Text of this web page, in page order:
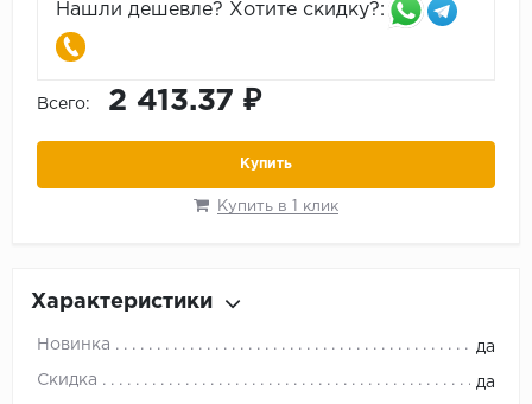
Нашли дешевле? Хотите скидку?:
Всего: 2 413.37 ₽
Купить
Купить в 1 клик
Характеристики
Новинка да
Скидка да